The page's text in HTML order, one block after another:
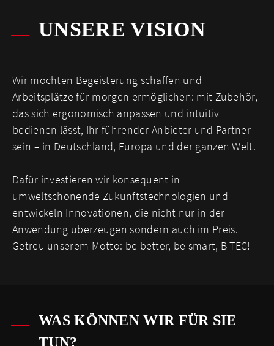
UNSERE VISION
Wir möchten Begeisterung schaffen und
Arbeitsplätze für morgen ermöglichen: mit Zubehör,
das sich ergonomisch anpassen und intuitiv
bedienen lässt, Ihr führender Anbieter und Partner
sein – in Deutschland, Europa und der ganzen Welt.
Dafür investieren wir konsequent in
umweltschonende Zukunftstechnologien und
entwickeln Innovationen, die nicht nur in der
Anwendung überzeugen sondern auch im Preis.
Getreu unserem Motto: be better, be smart, B-TEC!
WAS KÖNNEN WIR FÜR SIE
TUN?